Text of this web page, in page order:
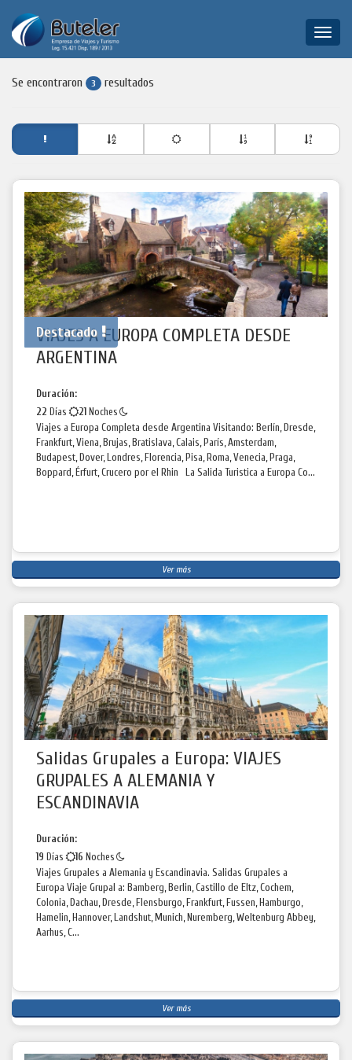
Toggle
Se encontraron 3 resultados
Destacado
VIAJES A EUROPA COMPLETA DESDE
ARGENTINA
Duración:
22 Días 21 Noches
Viajes a Europa Completa desde Argentina Visitando: Berlín, Dresde,
Frankfurt, Viena, Brujas, Bratislava, Calais, París, Amsterdam,
Budapest, Dover, Londres, Florencia, Pisa, Roma, Venecia, Praga,
Boppard, Érfurt, Crucero por el Rhin La Salida Turistica a Europa Co...
Ver más
Salidas Grupales a Europa: VIAJES
GRUPALES A ALEMANIA Y
ESCANDINAVIA
Duración:
19 Días 16 Noches
Viajes Grupales a Alemania y Escandinavia. Salidas Grupales a
Europa Viaje Grupal a: Bamberg, Berlin, Castillo de Eltz, Cochem,
Colonia, Dachau, Dresde, Flensburgo, Frankfurt, Fussen, Hamburgo,
Hamelin, Hannover, Landshut, Munich, Nuremberg, Weltenburg Abbey,
Aarhus, C...
Ver más